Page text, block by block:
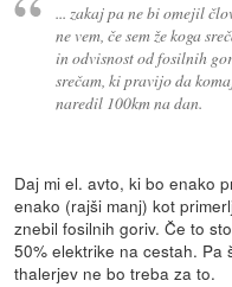
... zakaj pa ne bi omejil
ne vem, če sem že koga
in odvisnost od fosilnih
srečam, ki pravijo da
naredil 100km na dan.
Daj mi el. avto, ki bo enako
enako (rajši manj) kot
znebil fosilnih goriv. Če to
50% elektrike na cestah. Pa
thalerjev ne bo treba za to.